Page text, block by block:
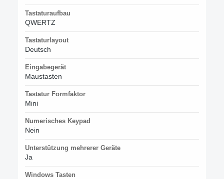
Tastaturaufbau
QWERTZ
Tastaturlayout
Deutsch
Eingabegerät
Maustasten
Tastatur Formfaktor
Mini
Numerisches Keypad
Nein
Unterstützung mehrerer Geräte
Ja
Windows Tasten